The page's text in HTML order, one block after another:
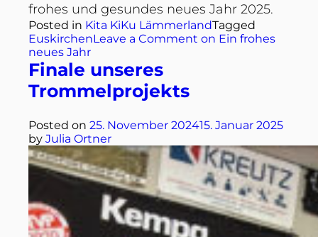
frohes und gesundes neues Jahr 2025.
Posted in Kita KiKu LämmerlandTagged
EuskirchenLeave a Comment on Ein frohes
neues Jahr
Finale unseres
Trommelprojekts
Posted on 25. November 202415. Januar 2025
by Julia Ortner